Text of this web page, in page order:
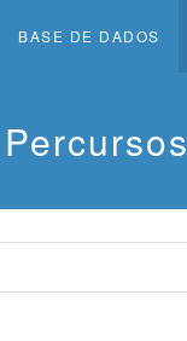
BASE DE DADOS
Percursos